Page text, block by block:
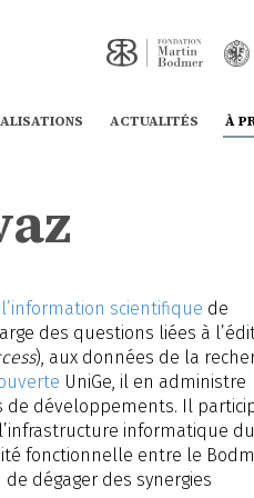
ACTUALITÉS À
l’information scientifique de
des questions liées à
), aux données de la
UniGe, il en administre
développements. Il
informatique du
fonctionnelle entre le
dégager des synergies